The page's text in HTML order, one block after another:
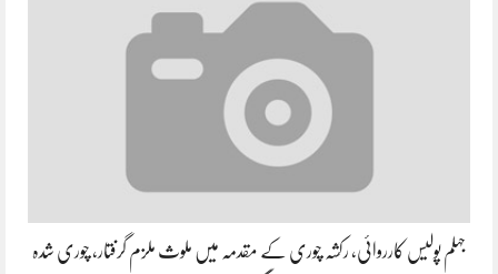
جہلم پولیس کارروائی، رکشہ چوری کے مقدمہ میں ملوث ملزم گرفتار، چوری شدہ